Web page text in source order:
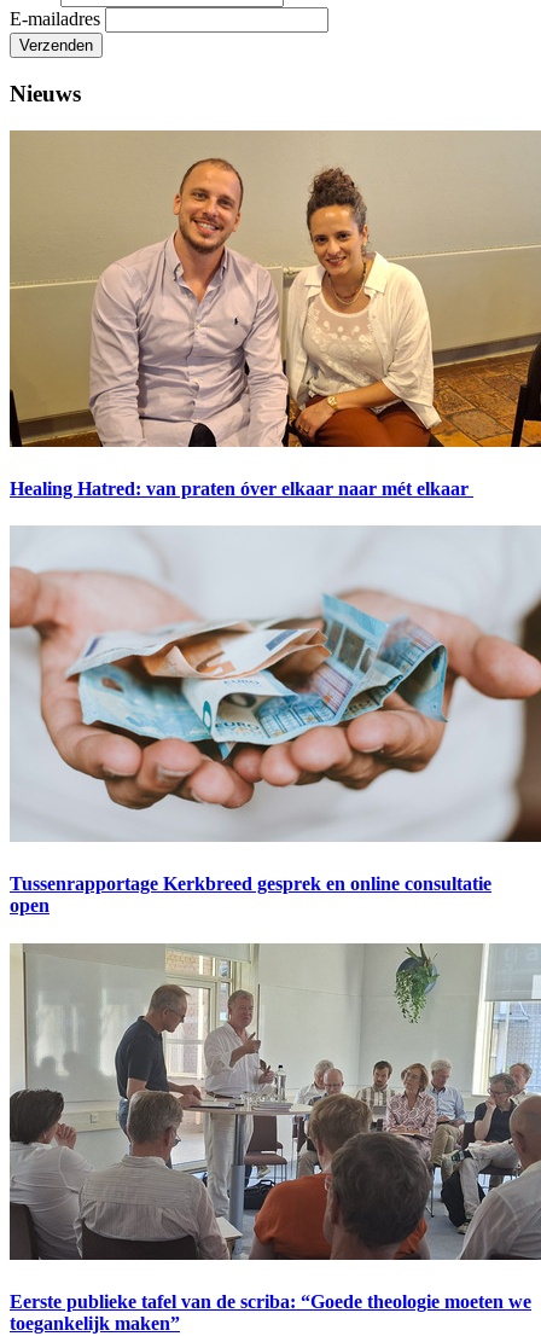
E-mailadres
Verzenden
Nieuws
Healing Hatred: van praten óver elkaar naar mét elkaar
Tussenrapportage Kerkbreed gesprek en online consultatie
open
Eerste publieke tafel van de scriba: “Goede theologie moeten we
toegankelijk maken”